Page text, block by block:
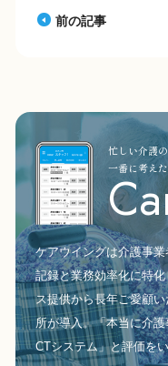
前の記事
忙しい介護
一番に考え
ケアウイングは介護事
記録と業務効率化に特
ス提供から長年ご愛顧
所が導入。「本当に介
CTシステム」と評価を